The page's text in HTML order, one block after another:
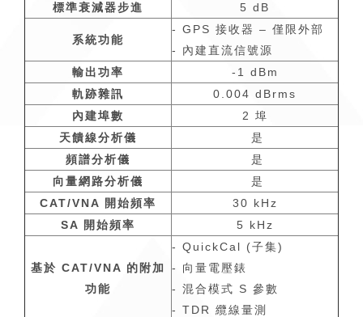
標準衰減器步進
5 dB
系統功能
- GPS 接收器 – 僅限外部
- 內建直流信號源
輸出功率
-1 dBm
軌跡雜訊
0.004 dBrms
內建埠數
2 埠
天饋線分析儀
是
頻譜分析儀
是
向量網路分析儀
是
CAT/VNA 開始頻率
30 kHz
SA 開始頻率 5 kHz
基於 CAT/VNA 的附加
功能
- QuickCal (子集)
- 向量電壓錶
- 混合模式 S 參數
- TDR 纜線量測